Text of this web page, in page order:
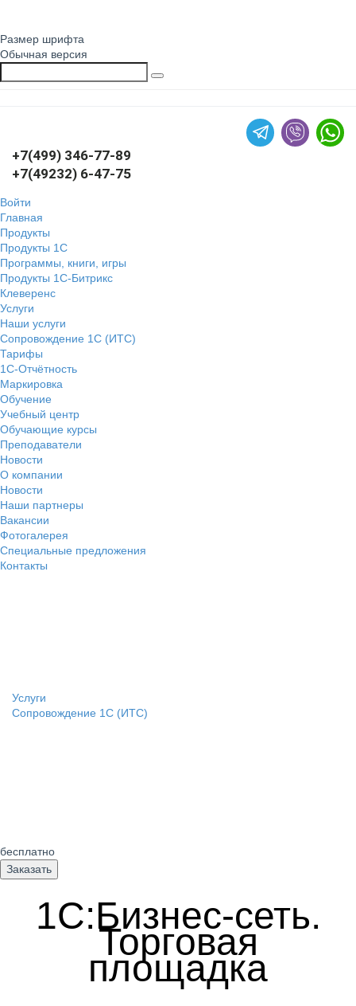
Размер шрифта
Обычная версия
+7(499) 346-77-89
+7(49232) 6-47-75
Войти
Главная
Продукты
Продукты 1С
Программы, книги, игры
Продукты 1С-Битрикс
Клеверенс
Услуги
Наши услуги
Сопровождение 1С (ИТС)
Тарифы
1С-Отчётность
Маркировка
Обучение
Учебный центр
Обучающие курсы
Преподаватели
Новости
О компании
Новости
Наши партнеры
Вакансии
Фотогалерея
Специальные предложения
Контакты
Услуги
Сопровождение 1С (ИТС)
бесплатно
Заказать
1С:Бизнес-сеть.
Торговая
площадка